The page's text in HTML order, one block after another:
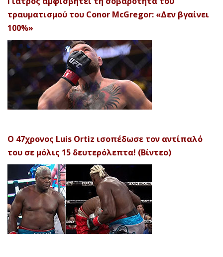
τραυματισμού του Conor McGregor: «Δεν βγαίνει
100%»
Ο 47χρονος Luis Ortiz ισοπέδωσε τον αντίπαλό
του σε μόλις 15 δευτερόλεπτα! (Βίντεο)